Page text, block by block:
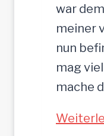
war
meiner
nun
mag
mache